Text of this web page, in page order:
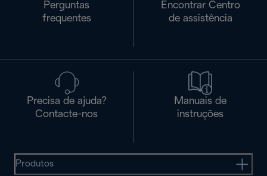
Perguntas
frequentes
Encontrar Centro
de assistência
Precisa de ajuda?
Contacte-nos
Manuais de
instruções
Produtos